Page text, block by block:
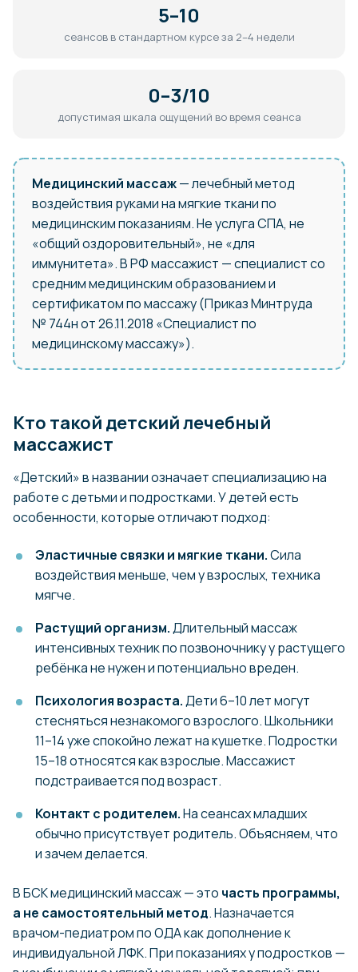
5–10
сеансов в стандартном курсе за 2–4 недели
0–3/10
допустимая шкала ощущений во время сеанса
Медицинский массаж— лечебный метод
воздействия руками на мягкие ткани по
медицинским показаниям. Не услуга СПА, не
«общий оздоровительный», не «для
иммунитета». В РФ массажист — специалист со
средним медицинским образованием и
сертификатом по массажу (Приказ Минтруда
№ 744н от 26.11.2018 «Специалист по
медицинскому массажу»).
Кто такой детский лечебный
массажист
«Детский» в названии означает специализацию на
работе с детьми и подростками. У детей есть
особенности, которые отличают подход:
Эластичные связки и мягкие ткани.Сила
воздействия меньше, чем у взрослых, техника
мягче.
Растущий организм.Длительный массаж
интенсивных техник по позвоночнику у растущего
ребёнка не нужен и потенциально вреден.
Психология возраста.Дети 6–10 лет могут
стесняться незнакомого взрослого. Школьники
11–14 уже спокойно лежат на кушетке. Подростки
15–18 относятся как взрослые. Массажист
подстраивается под возраст.
Контакт с родителем.На сеансах младших
обычно присутствует родитель. Объясняем, что
и зачем делается.
В БСК медицинский массаж — это часть программы,
а не самостоятельный метод. Назначается
врачом-педиатром по ОДА как дополнение к
индивидуальной ЛФК. При показаниях у подростков —